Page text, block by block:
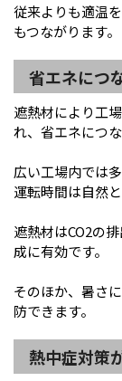
従来よりも適温
もつながります。
省エネにつ
遮熱材により工
れ、省エネにつな
広い工場内では
運転時間は自然
遮熱材はCO2の
成に有効です。
そのほか、暑さ
防できます。
熱中症対策